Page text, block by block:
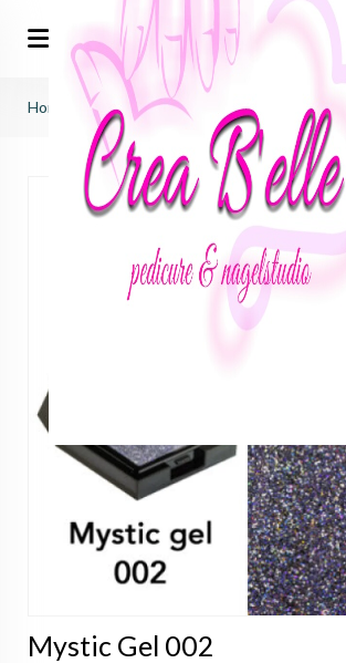
Home f.o.x nails>mystic gel >Mystic Gel 002
Mystic Gel 002